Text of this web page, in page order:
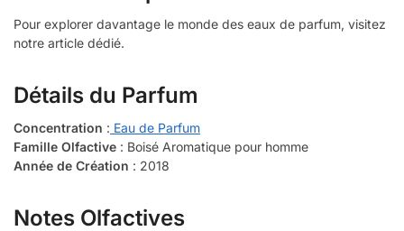
Pour explorer davantage le monde des eaux de parfum, visitez
notre article dédié.
Détails du Parfum
Concentration : Eau de Parfum
Famille Olfactive : Boisé Aromatique pour homme
Année de Création : 2018
Notes Olfactives